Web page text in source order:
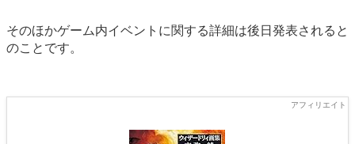
そのほかゲーム内イベントに関する詳細は後日発表されると
のことです。